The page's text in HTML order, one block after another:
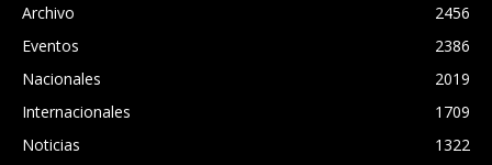
Archivo
2456
Eventos
2386
Nacionales
2019
Internacionales
1709
Noticias
1322